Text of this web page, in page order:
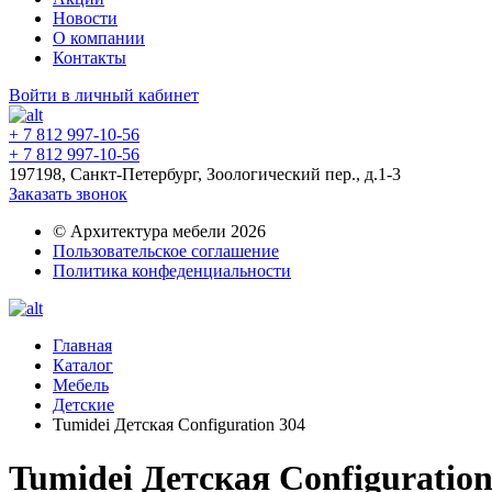
Новости
О компании
Контакты
Войти в личный кабинет
+ 7 812 997-10-56
+ 7 812 997-10-56
197198, Санкт-Петербург, Зоологический пер., д.1-3
Заказать звонок
© Архитектура мебели 2026
Пользовательское соглашение
Политика конфеденциальности
Главная
Каталог
Мебель
Детские
Tumidei Детская Configuration 304
Tumidei Детская